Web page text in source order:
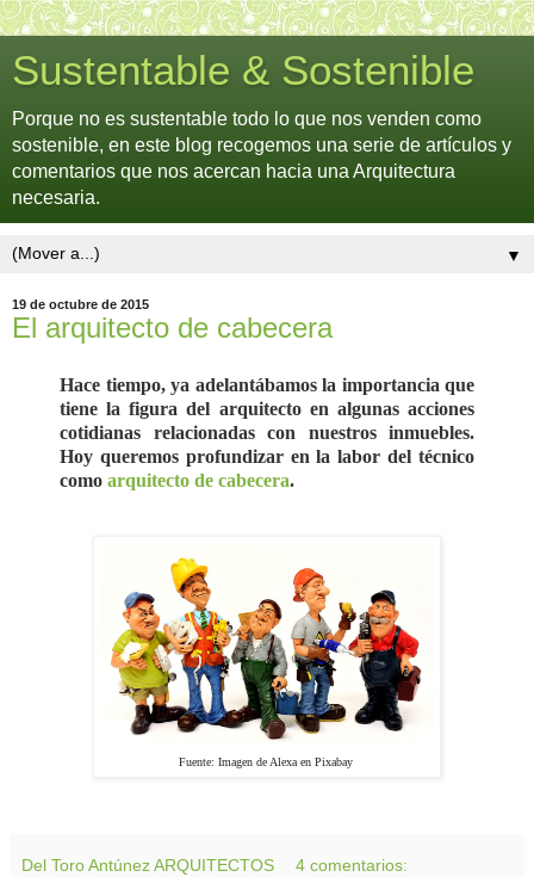
Sustentable & Sostenible
Porque no es sustentable todo lo que nos venden como
sostenible, en este blog recogemos una serie de artículos y
comentarios que nos acercan hacia una Arquitectura
necesaria.
▼
19 de octubre de 2015
El arquitecto de cabecera
Hace tiempo, ya adelantábamos la importancia que
tiene la figura del arquitecto en algunas acciones
cotidianas relacionadas con nuestros inmuebles.
Hoy queremos profundizar en la labor del técnico
como arquitecto de cabecera.
Fuente: Imagen de Alexa en Pixabay
Del Toro Antúnez ARQUITECTOS 4 comentarios: